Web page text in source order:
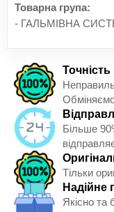
Товарна група:
- ГАЛЬМІВНА
Більше
Тільки
Надійне
Якісно та